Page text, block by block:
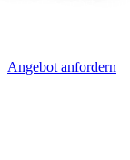
Angebot anfordern